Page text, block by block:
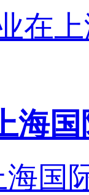
在
海
海国